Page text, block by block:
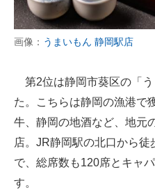
画像： うまいもん 静岡駅店
第2位は静岡市葵区の「う
た。こちらは静岡の漁港で
牛、静岡の地酒など、地元
店。JR静岡駅の北口から
で、総席数も120席とキャ
す。